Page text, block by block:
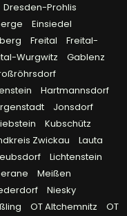
Dresden-Prohlis
Einsiedel
Freital
Freital-
Wurgwitz
Gablenz
Hartmannsdorf
Jonsdorf
Kubschütz
Zwickau
Lauta
Lichtenstein
Meißen
Niesky
OT Altchemnitz
OT